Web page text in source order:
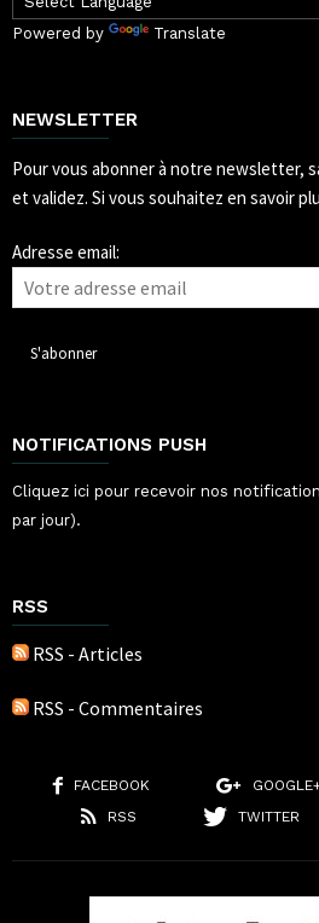
Powered by Translate
NEWSLETTER
Pour vous abonner à notre newsletter,
et validez. Si vous souhaitez en savoir
Adresse email:
NOTIFICATIONS PUSH
Cliquez ici pour recevoir nos
par jour).
RSS
RSS - Articles
RSS - Commentaires
FACEBOOK
RSS
TWITTER